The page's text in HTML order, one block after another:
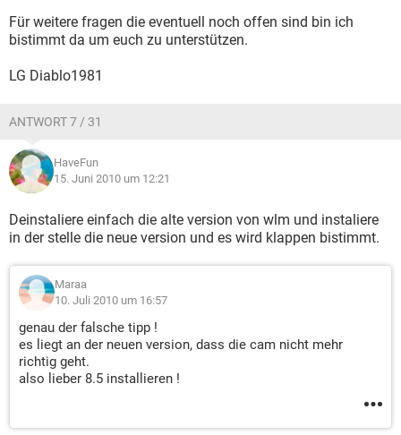
Für weitere fragen die eventuell noch offen sind bin ich
bistimmt da um euch zu unterstützen.
LG Diablo1981
ANTWORT 7 / 31
HaveFun
15. Juni 2010 um 12:21
Deinstaliere einfach die alte version von wlm und instaliere
in der stelle die neue version und es wird klappen bistimmt.
Maraa
10. Juli 2010 um 16:57
genau der falsche tipp !
es liegt an der neuen version, dass die cam nicht mehr
richtig geht.
also lieber 8.5 installieren !